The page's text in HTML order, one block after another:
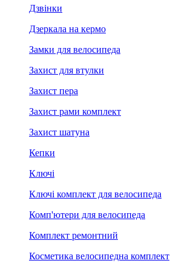
Дзвінки
Дзеркала на кермо
Замки для велосипеда
Захист для втулки
Захист пера
Захист рами комплект
Захист шатуна
Кепки
Ключі
Ключі комплект для велосипеда
Комп'ютери для велосипеда
Комплект ремонтний
Косметика велосипедна комплект